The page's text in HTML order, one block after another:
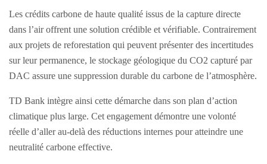
Les crédits carbone de haute qualité issus de la capture directe
dans l’air offrent une solution crédible et vérifiable. Contrairement
aux projets de reforestation qui peuvent présenter des incertitudes
sur leur permanence, le stockage géologique du CO2 capturé par
DAC assure une suppression durable du carbone de l’atmosphère.
TD Bank intègre ainsi cette démarche dans son plan d’action
climatique plus large. Cet engagement démontre une volonté
réelle d’aller au-delà des réductions internes pour atteindre une
neutralité carbone effective.